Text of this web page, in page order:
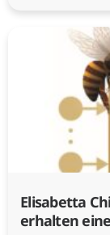
Elisabetta
erhalten